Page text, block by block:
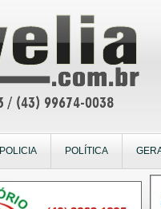
POLICIA POLÍTICA